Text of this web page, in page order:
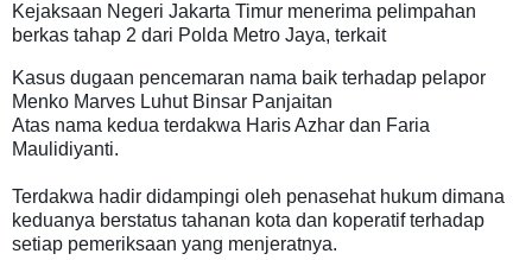
Kejaksaan Negeri Jakarta Timur menerima pelimpahan
berkas tahap 2 dari Polda Metro Jaya, terkait
Kasus dugaan pencemaran nama baik terhadap pelapor
Menko Marves Luhut Binsar Panjaitan
Atas nama kedua terdakwa Haris Azhar dan Faria
Maulidiyanti.
Terdakwa hadir didampingi oleh penasehat hukum dimana
keduanya berstatus tahanan kota dan koperatif terhadap
setiap pemeriksaan yang menjeratnya.